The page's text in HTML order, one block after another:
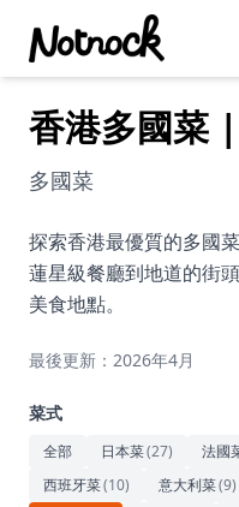
精選活動
博客文章
約會好去處
美食佳餚
藝術文化
香港多國菜
多國菜
探索香港最優質的多國
蓮星級餐廳到地道的街
美食地點。
最後更新：2026年4月
菜式
全部 日本菜(27) 法國
西班牙菜(10) 意大利菜(9)